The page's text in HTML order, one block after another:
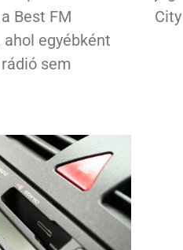
Best FM
egyébként
sem